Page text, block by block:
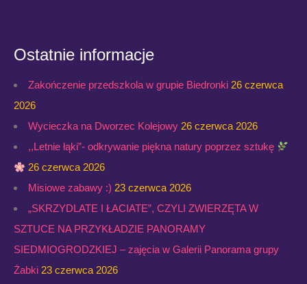
Ostatnie informacje
Zakończenie przedszkola w grupie Biedronki 26 czerwca
2026
Wycieczka na Dworzec Kolejowy 26 czerwca 2026
,,Letnie łąki”- odkrywanie piękna natury poprzez sztukę
26 czerwca 2026
Misiowe zabawy :) 23 czerwca 2026
„SKRZYDLATE I ŁACIATE”, CZYLI ZWIERZĘTA W
SZTUCE NA PRZYKŁADZIE PANORAMY
SIEDMIOGRODZKIEJ – zajęcia w Galerii Panorama grupy
Żabki 23 czerwca 2026